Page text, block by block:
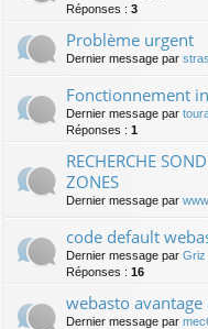
Réponses : 3
Problème urgent
Dernier message par
Fonctionnement
Dernier message par
Réponses : 1
RECHERCHE
ZONES
Dernier message par
code default
Dernier message par Griz
Réponses : 16
webasto
Dernier message par